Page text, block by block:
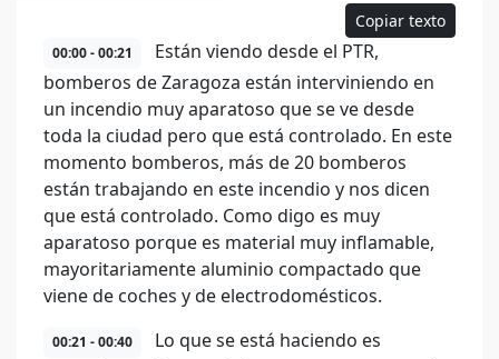
Copiar texto
00:00 - 00:21
Están viendo desde el PTR,
bomberos de Zaragoza están interviniendo en
un incendio muy aparatoso que se ve desde
toda la ciudad pero que está controlado. En este
momento bomberos, más de 20 bomberos
están trabajando en este incendio y nos dicen
que está controlado. Como digo es muy
aparatoso porque es material muy inflamable,
mayoritariamente aluminio compactado que
viene de coches y de electrodomésticos.
00:21 - 00:40
Lo que se está haciendo es